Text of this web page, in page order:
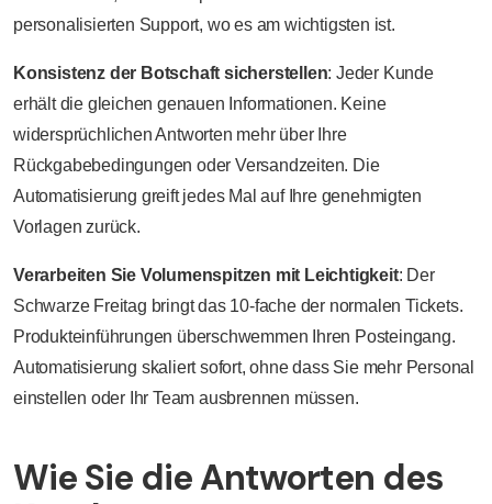
personalisierten Support, wo es am wichtigsten ist.
Konsistenz der Botschaft sicherstellen: Jeder Kunde
erhält die gleichen genauen Informationen. Keine
widersprüchlichen Antworten mehr über Ihre
Rückgabebedingungen oder Versandzeiten. Die
Automatisierung greift jedes Mal auf Ihre genehmigten
Vorlagen zurück.
Verarbeiten Sie Volumenspitzen mit Leichtigkeit: Der
Schwarze Freitag bringt das 10-fache der normalen Tickets.
Produkteinführungen überschwemmen Ihren Posteingang.
Automatisierung skaliert sofort, ohne dass Sie mehr Personal
einstellen oder Ihr Team ausbrennen müssen.
Wie Sie die Antworten des